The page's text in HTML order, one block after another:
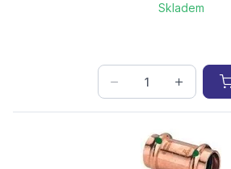
Skladem